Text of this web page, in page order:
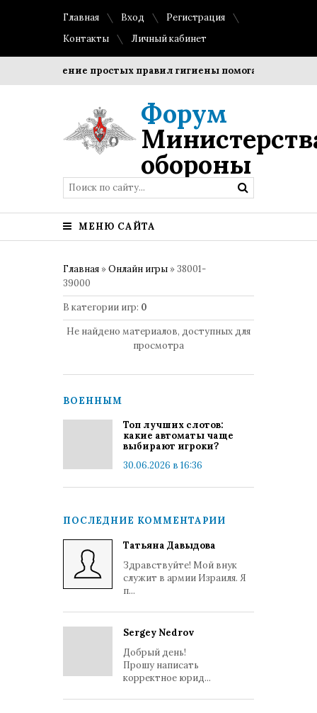
Главная Вход
Регистрация
Контакты
Личный кабинет
Соблюдение простых правил гигиены помогает сохранить
Форум
обороны
МЕНЮ САЙТА
Главная »Онлайн игры » 38001-
39000
В категории игр: 0
Не найдено материалов, доступных для
просмотра
ВОЕННЫМ
Топ лучших слотов:
какие автоматы чаще
выбирают игроки?
30.06.2026 в 16:36
ПОСЛЕДНИЕ КОММЕНТАРИИ
Татьяна Давыдова
Здравствуйте! Мой внук
служит в армии Израиля. Я
п...
Sergey Nedrov
Добрый день!
Прошу написать
корректное юрид...